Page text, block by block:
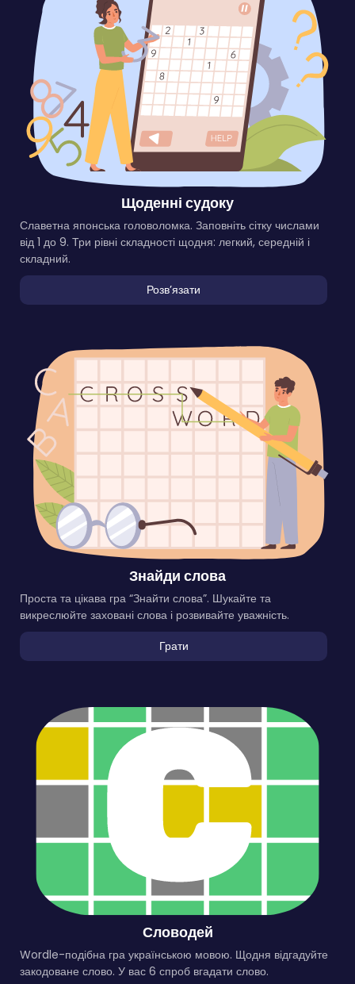
Щоденні судоку
Славетна японська головоломка. Заповніть сітку числами
від 1 до 9. Три рівні складності щодня: легкий, середній і
складний.
Розвʼязати
Знайди слова
Проста та цікава гра “Знайти слова”. Шукайте та
викреслюйте заховані слова і розвивайте уважність.
Грати
Словодей
Wordle-подібна гра українською мовою. Щодня відгадуйте
закодоване слово. У вас 6 спроб вгадати слово.